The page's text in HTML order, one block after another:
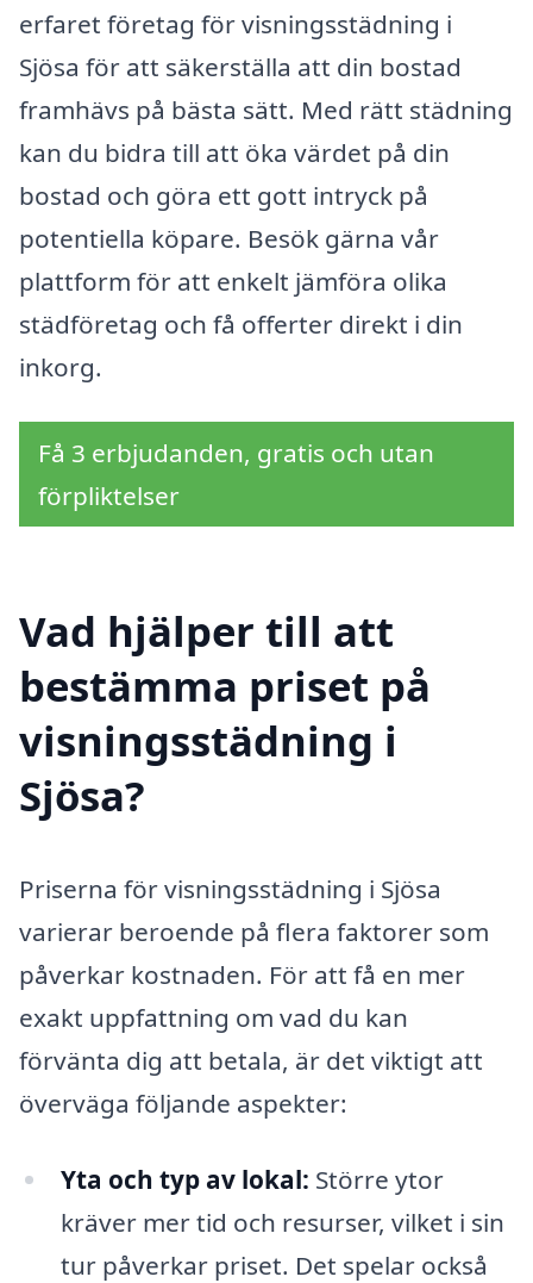
erfaret företag för visningsstädning i
Sjösa för att säkerställa att din bostad
framhävs på bästa sätt. Med rätt städning
kan du bidra till att öka värdet på din
bostad och göra ett gott intryck på
potentiella köpare. Besök gärna vår
plattform för att enkelt jämföra olika
städföretag och få offerter direkt i din
inkorg.
Få 3 erbjudanden, gratis och utan
förpliktelser
Vad hjälper till att
bestämma priset på
visningsstädning i
Sjösa?
Priserna för visningsstädning i Sjösa
varierar beroende på flera faktorer som
påverkar kostnaden. För att få en mer
exakt uppfattning om vad du kan
förvänta dig att betala, är det viktigt att
överväga följande aspekter:
Yta och typ av lokal: Större ytor
kräver mer tid och resurser, vilket i sin
tur påverkar priset. Det spelar också